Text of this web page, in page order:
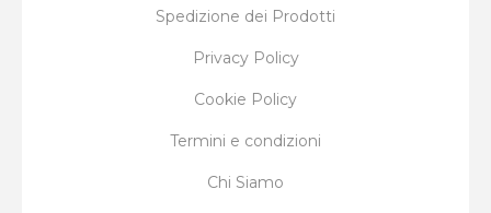
Spedizione dei Prodotti
Privacy Policy
Cookie Policy
Termini e condizioni
Chi Siamo